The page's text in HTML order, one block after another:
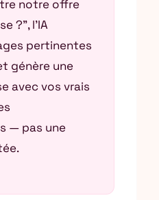
notre offre
?”, l’IA
pertinentes
génère une
avec vos vrais
— pas une